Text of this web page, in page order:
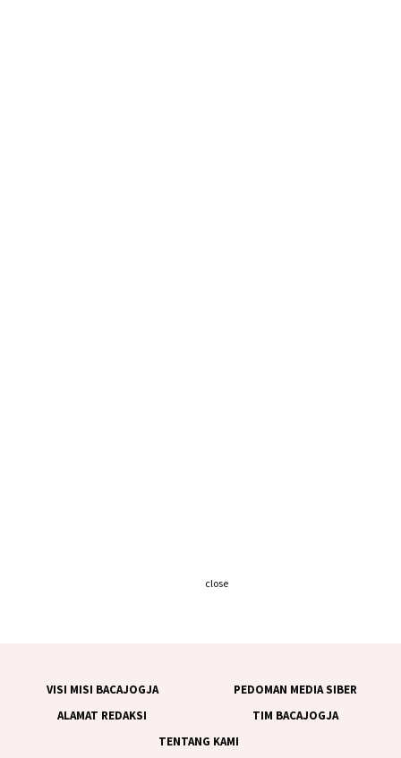
VISI MISI BACAJOGJA
PEDOMAN MEDIA SIBER
ALAMAT REDAKSI
TIM BACAJOGJA
TENTANG KAMI
close